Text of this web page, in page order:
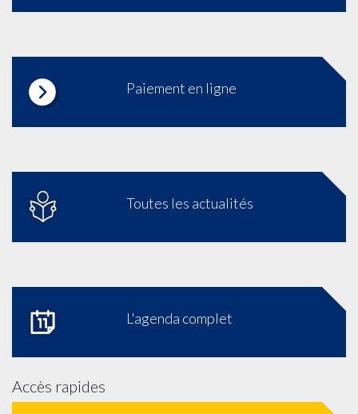
Paiement en ligne
Toutes les actualités
L'agenda complet
Accès rapides